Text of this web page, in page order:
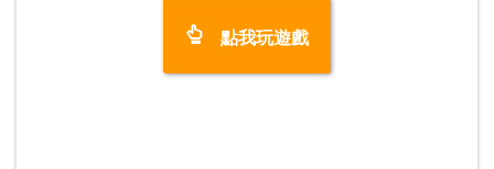
點我玩遊戲